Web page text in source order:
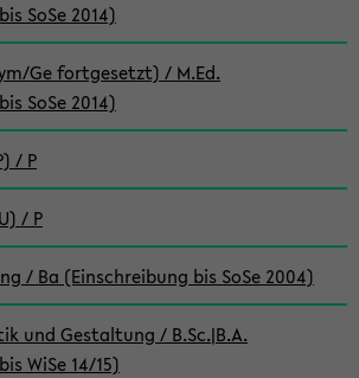
SoSe 2014)
Ge fortgesetzt) / M.Ed.
SoSe 2014)
/ P
/ P
/ Ba (Einschreibung bis SoSe 2004)
und Gestaltung / B.Sc.|B.A.
WiSe 14/15)